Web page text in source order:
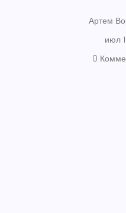
Артем
июл
0